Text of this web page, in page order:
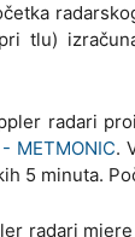
tlu)
radari
METMONIC.
5 minuta.
radari